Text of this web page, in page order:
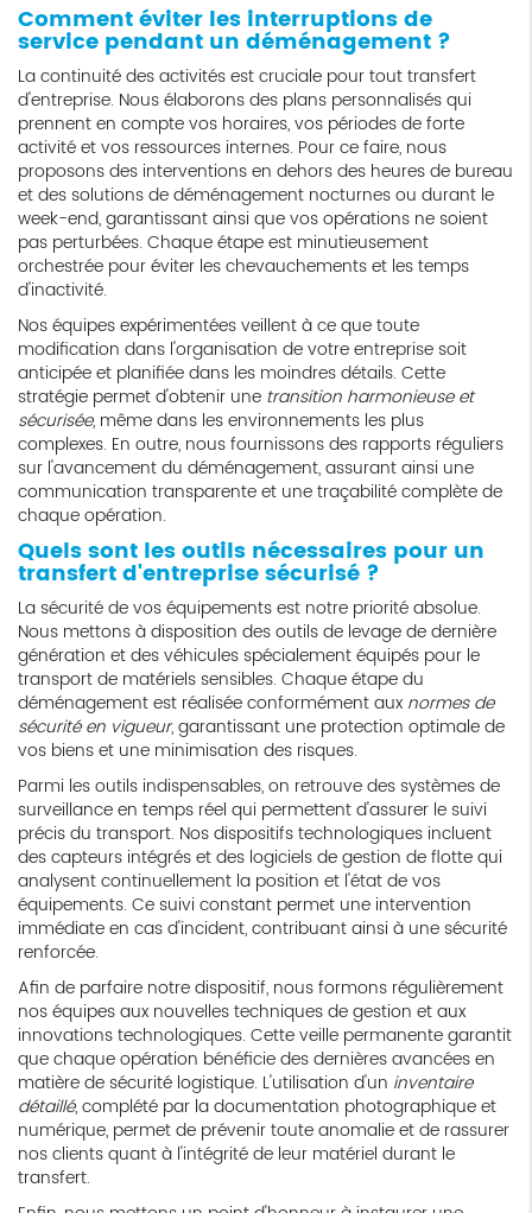
Comment éviter les interruptions de
service pendant un déménagement ?
La continuité des activités est cruciale pour tout transfert
d'entreprise. Nous élaborons des plans personnalisés qui
prennent en compte vos horaires, vos périodes de forte
activité et vos ressources internes. Pour ce faire, nous
proposons des interventions en dehors des heures de bureau
et des solutions de déménagement nocturnes ou durant le
week-end, garantissant ainsi que vos opérations ne soient
pas perturbées. Chaque étape est minutieusement
orchestrée pour éviter les chevauchements et les temps
d'inactivité.
Nos équipes expérimentées veillent à ce que toute
modification dans l'organisation de votre entreprise soit
anticipée et planifiée dans les moindres détails. Cette
stratégie permet d'obtenir une transition harmonieuse et
sécurisée, même dans les environnements les plus
complexes. En outre, nous fournissons des rapports réguliers
sur l'avancement du déménagement, assurant ainsi une
communication transparente et une traçabilité complète de
chaque opération.
Quels sont les outils nécessaires pour un
transfert d'entreprise sécurisé ?
La sécurité de vos équipements est notre priorité absolue.
Nous mettons à disposition des outils de levage de dernière
génération et des véhicules spécialement équipés pour le
transport de matériels sensibles. Chaque étape du
déménagement est réalisée conformément aux normes de
sécurité en vigueur, garantissant une protection optimale de
vos biens et une minimisation des risques.
Parmi les outils indispensables, on retrouve des systèmes de
surveillance en temps réel qui permettent d'assurer le suivi
précis du transport. Nos dispositifs technologiques incluent
des capteurs intégrés et des logiciels de gestion de flotte qui
analysent continuellement la position et l'état de vos
équipements. Ce suivi constant permet une intervention
immédiate en cas d'incident, contribuant ainsi à une sécurité
renforcée.
Afin de parfaire notre dispositif, nous formons régulièrement
nos équipes aux nouvelles techniques de gestion et aux
innovations technologiques. Cette veille permanente garantit
que chaque opération bénéficie des dernières avancées en
matière de sécurité logistique. L'utilisation d'un inventaire
détaillé, complété par la documentation photographique et
numérique, permet de prévenir toute anomalie et de rassurer
nos clients quant à l'intégrité de leur matériel durant le
transfert.